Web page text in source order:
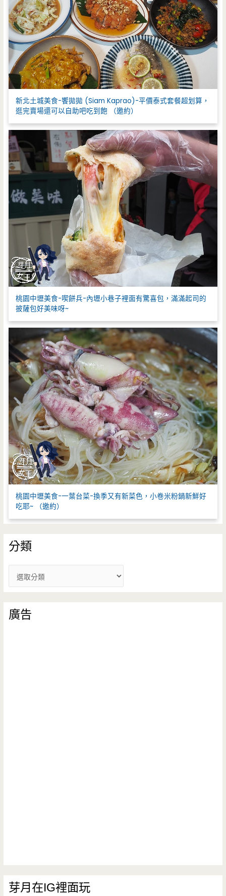
新北土城美食-饗拋拋 (Siam Kaprao)-平價泰式套餐超划算，
逛完賣場還可以自助吧吃到飽 （邀約）
桃園中壢美食-喫餅兵-內壢小巷子裡面有驚喜包，滿滿起司的
披薩包好美味呀~
桃園中壢美食-一葉台菜-換季又有新菜色，小卷米粉鍋新鮮好
吃耶~ （邀約）
分類
類
廣告
芽月在IG裡面玩